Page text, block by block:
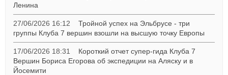
Ленина
27/06/2026 16:12
Тройной успех на Эльбрусе - три
группы Клуба 7 вершин взошли на высшую точку Европы
17/06/2026 18:31
Короткий отчет супер-гида Клуба 7
Вершин Бориса Егорова об экспедиции на Аляску и в
Йосемити